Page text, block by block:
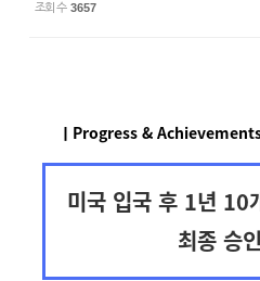
조회 수 3657
ㅣProgress &
미국 입국 후 1년 10
최종 승